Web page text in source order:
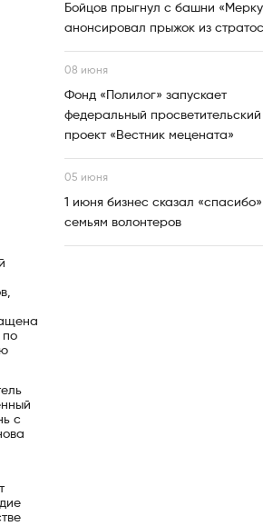
по
с
Бойцов прыгнул с башни
анонсировал прыжок из
08 июня
Фонд «Полилог» запускает
федеральный просветительский
проект «Вестник мецената»
05 июня
1 июня бизнес сказал «спасибо»
семьям волонтеров